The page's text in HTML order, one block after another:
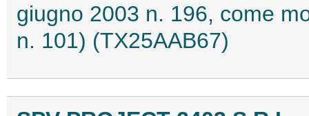
giugno 2003 n. 196, come
n. 101) (TX25AAB67)